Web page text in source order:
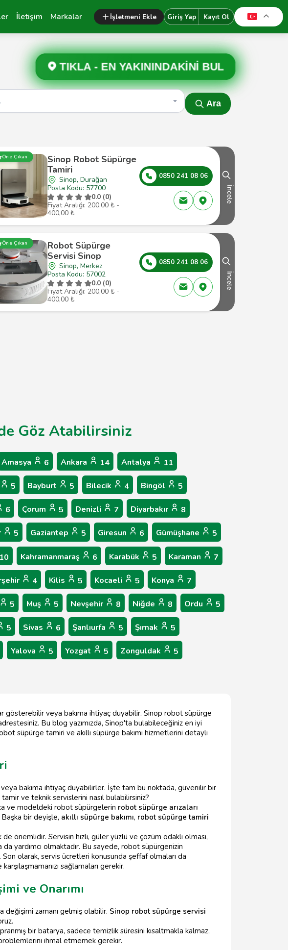
İletişim Markalar İşletmeni Ekle Giriş Yap Kayıt Ol
TIKLA -EN YAKININDAKİNİ BUL
Ara
Öne Çıkan
Sinop Robot Süpürge
Tamiri
Sinop, Durağan
Posta Kodu: 57700
0.0 (0)
Fiyat Aralığı: 200,00 ₺ -
400,00 ₺
0850 241 08 06
İncele
Öne Çıkan
Robot Süpürge
Servisi Sinop
Sinop, Merkez
Posta Kodu: 57002
0.0 (0)
Fiyat Aralığı: 200,00 ₺ -
400,00 ₺
0850 241 08 06
İncele
Göz Atabilirsiniz
Amasya 6 Ankara 14 Antalya 11
5 Bayburt 5 Bilecik 4 Bingöl 5
6 Çorum 5 Denizli 7 Diyarbakır 8
5 Gaziantep 5 Giresun 6 Gümüşhane 5
10 Kahramanmaraş 6 Karabük 5 Karaman 7
4 Kilis 5 Kocaeli 5 Konya 7
5 Muş 5 Nevşehir 8 Niğde 8 Ordu 5
5 Sivas 6 Şanlıurfa 5 Şırnak 5
Yalova 5 Yozgat 5 Zonguldak 5
gösterebilir veya bakıma ihtiyaç duyabilir. Sinop robot süpürge
Bu blog yazımızda, Sinop'ta bulabileceğiniz en iyi
süpürge tamiri ve akıllı süpürge bakımı hizmetlerini detaylı
veya bakıma ihtiyaç duyabilirler. İşte tam bu noktada, güvenilir bir
ve teknik servislerini nasıl bulabilirsiniz?
ve modeldeki robot süpürgelerin robot süpürge arızaları
bir deyişle, akıllı süpürge bakımı, robot süpürge tamiri
önemlidir. Servisin hızlı, güler yüzlü ve çözüm odaklı olması,
yardımcı olmaktadır. Bu sayede, robot süpürgenizin
olarak, servis ücretleri konusunda şeffaf olmaları da
sağlamaları gerekir.
ve Onarımı
değişimi zamanı gelmiş olabilir. Sinop robot süpürge servisi
bir batarya, sadece temizlik süresini kısaltmakla kalmaz,
ihmal etmemek gerekir.